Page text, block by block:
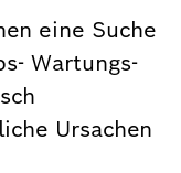
eine Suche
Wartungs-
Ursachen